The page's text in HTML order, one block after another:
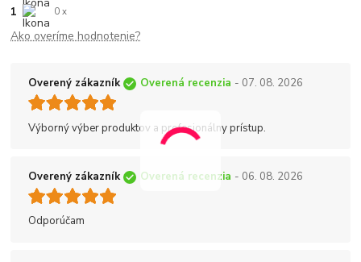
1 0 x
Ako overíme hodnotenie?
Overený zákazník Overená recenzia - 07. 08. 2026
Výborný výber produktov a profesionálny prístup.
Overený zákazník Overená recenzia - 06. 08. 2026
Odporúčam